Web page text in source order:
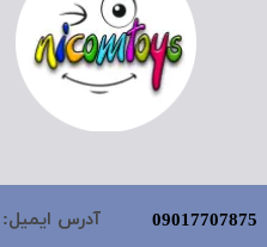
09017707875 آدرس ایمیل: